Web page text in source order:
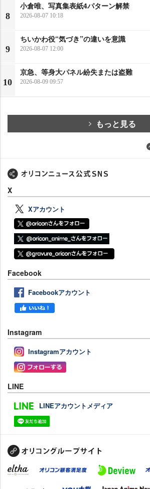
8
小倉唯、写真集表紙4パターン解禁
2026-08-07 10:18
9
ちいかわ役“気づき”の違いを意識
2026-08-07 12:00
10
京急、等身大パネル紛失または盗難
2026-08-09 09:57
もっと見る
X
Xアカウント
Facebook
Facebookアカウント
Instagram
Instagramアカウント
LINE
LINEアカウントメディア